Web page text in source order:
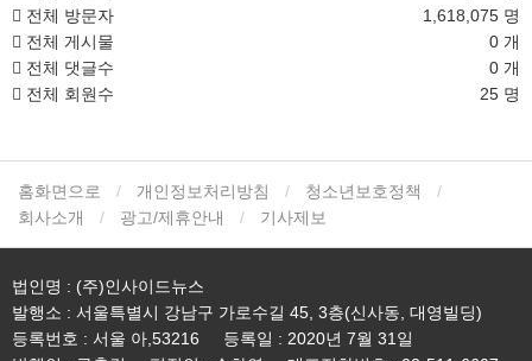
전체 방문자
1,618,075 명
전체 게시물
0 개
전체 댓글수
0 개
전체 회원수
25 명
홈화면으로 개인정보처리방침
청소년보호정책
회사소개
광고/제휴안내 기사제보
법인명 : (주)인사이드뉴스
발행소 : 서울특별시 강남구 가로수길 45, 3층(신사동, 대영빌딩)
등록번호 : 서울 아,53216
등록일 : 2020년 7월 31일